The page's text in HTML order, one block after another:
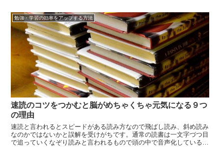
識記憶」と「経験記憶」です。知識記憶とは、歴史の年号や元素記号
といった抽...
勉強・学習の効率をアップする方法
速読のコツをつかむと脳がめちゃくちゃ元気になる９つ
の理由
速読と言われるとスピードがある読み方なので飛ばし読み、斜め読み
なのかではないかと誤解を受けがちです。通常の読書は一文字づつ目
で追っていくなぞり読みと言われるもので頭の中で音声化している状